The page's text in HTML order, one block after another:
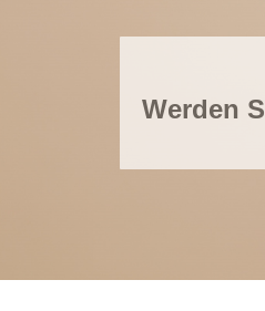
Werden